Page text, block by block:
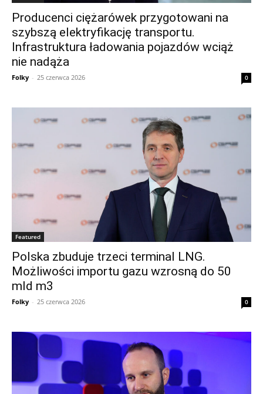
Producenci ciężarówek przygotowani na
szybszą elektryfikację transportu.
Infrastruktura ładowania pojazdów wciąż
nie nadąża
Folky - 25 czerwca 2026 0
Featured
Polska zbuduje trzeci terminal LNG.
Możliwości importu gazu wzrosną do 50
mld m3
Folky - 25 czerwca 2026 0